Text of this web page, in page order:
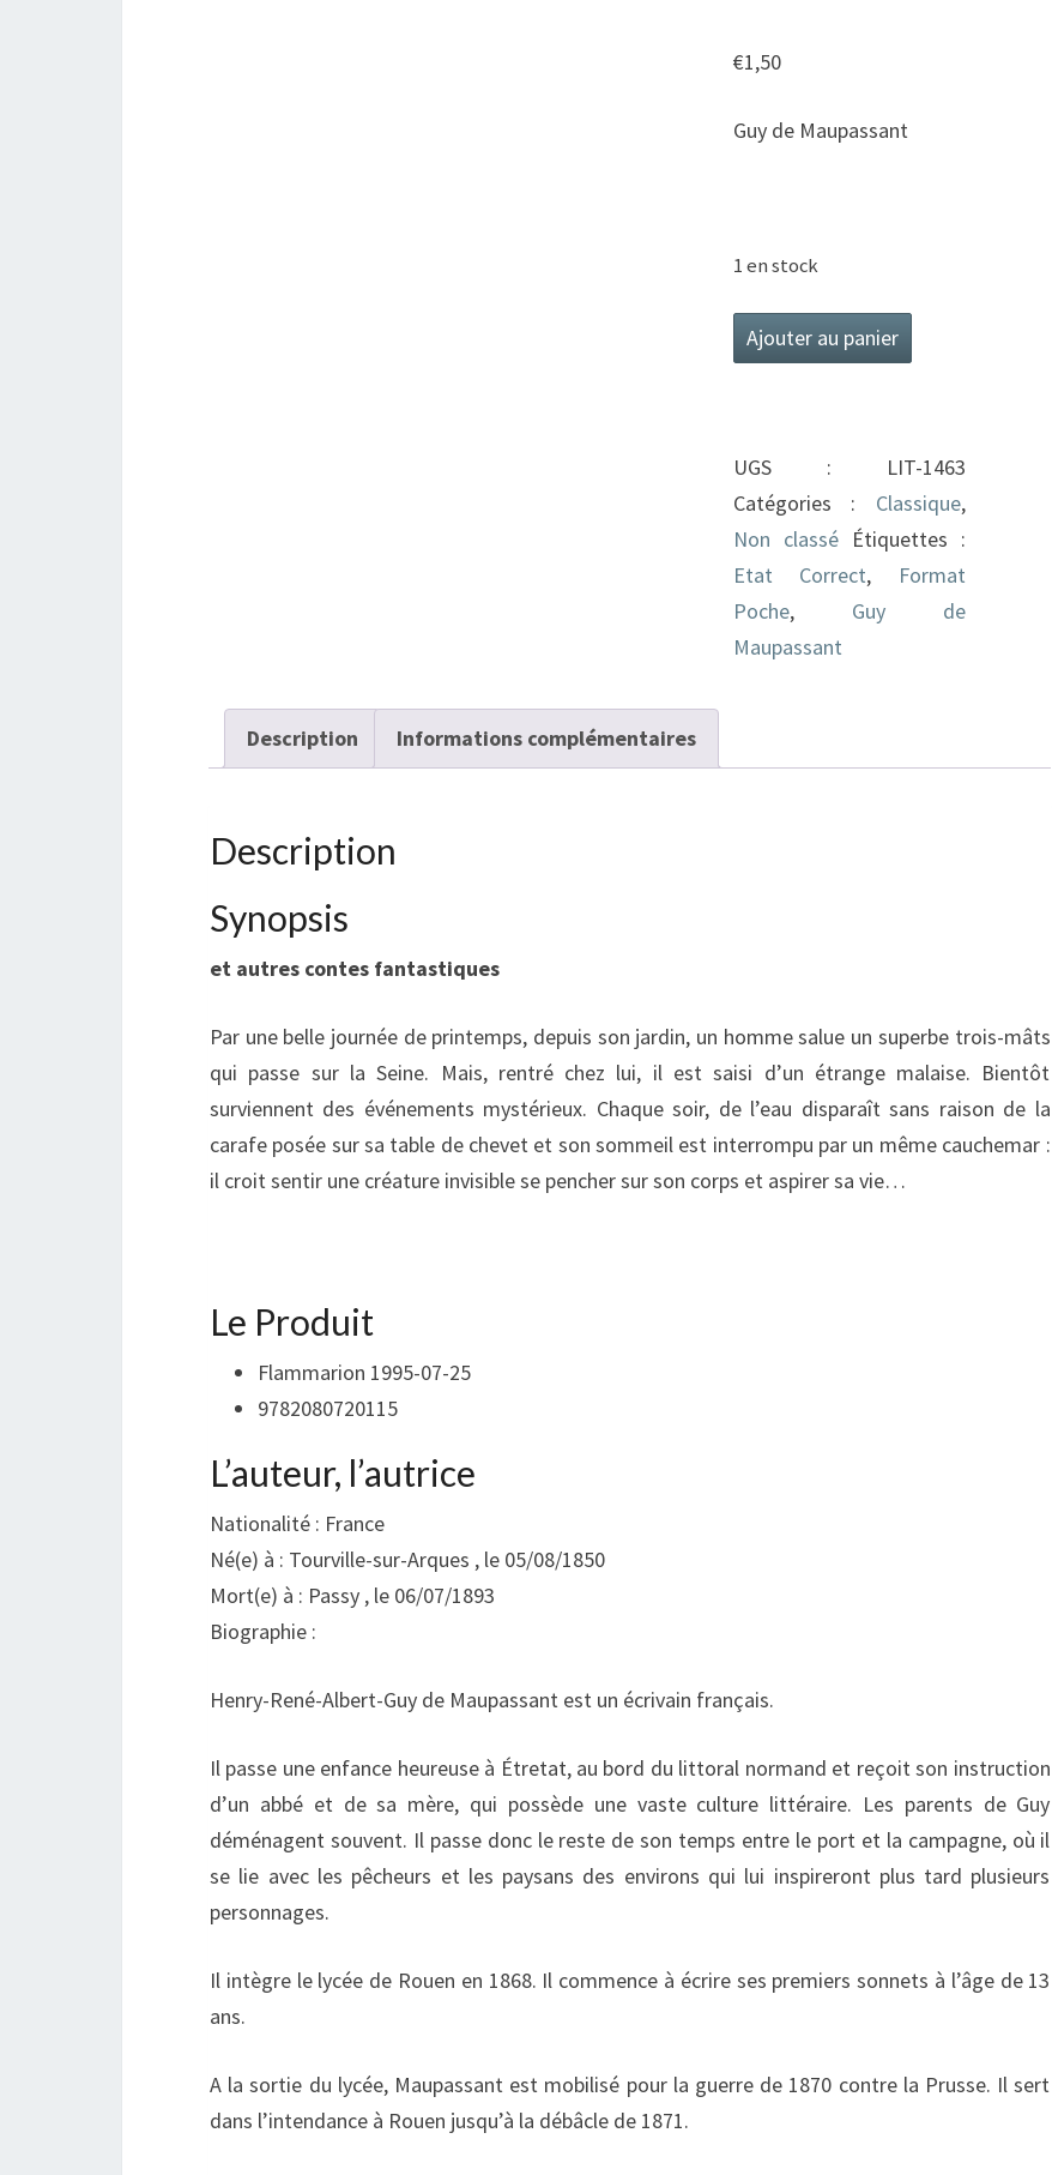
€1,50
Guy de Maupassant
1 en stock
quantité
de
Ajouter au panier
UGS :
LIT-1463
Catégories : Classique,
Non classé Étiquettes :
Etat Correct,
Format
Poche, Guy de
Maupassant
Description Informations complémentaires
Description
Synopsis
et autres contes fantastiques
Par une belle journée de printemps, depuis son jardin, un homme salue un superbe trois-mâts
qui passe sur la Seine. Mais, rentré chez lui, il est saisi d’un étrange malaise. Bientôt
surviennent des événements mystérieux. Chaque soir, de l’eau disparaît sans raison de la
carafe posée sur sa table de chevet et son sommeil est interrompu par un même cauchemar :
il croit sentir une créature invisible se pencher sur son corps et aspirer sa vie…
Le Produit
Flammarion 1995-07-25
9782080720115
L’auteur, l’autrice
Nationalité : France
Né(e) à : Tourville-sur-Arques , le 05/08/1850
Mort(e) à : Passy , le 06/07/1893
Biographie :
Henry-René-Albert-Guy de Maupassant est un écrivain français.
Il passe une enfance heureuse à Étretat, au bord du littoral normand et reçoit son instruction
d’un abbé et de sa mère, qui possède une vaste culture littéraire. Les parents de Guy
déménagent souvent. Il passe donc le reste de son temps entre le port et la campagne, où il
se lie avec les pêcheurs et les paysans des environs qui lui inspireront plus tard plusieurs
personnages.
Il intègre le lycée de Rouen en 1868. Il commence à écrire ses premiers sonnets à l’âge de 13
ans.
A la sortie du lycée, Maupassant est mobilisé pour la guerre de 1870 contre la Prusse. Il sert
dans l’intendance à Rouen jusqu’à la débâcle de 1871.